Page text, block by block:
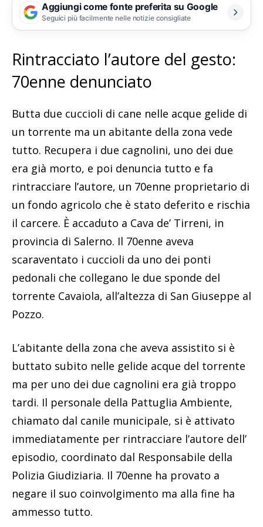
Aggiungi come fonte preferita su Google
Seguici più facilmente nelle notizie consigliate
Rintracciato l’autore del gesto:
70enne denunciato
Butta due cuccioli di cane nelle acque gelide di
un torrente ma un abitante della zona vede
tutto. Recupera i due cagnolini, uno dei due
era già morto, e poi denuncia tutto e fa
rintracciare l’autore, un 70enne proprietario di
un fondo agricolo che è stato deferito e rischia
il carcere. È accaduto a Cava de’ Tirreni, in
provincia di Salerno. Il 70enne aveva
scaraventato i cuccioli da uno dei ponti
pedonali che collegano le due sponde del
torrente Cavaiola, all’altezza di San Giuseppe al
Pozzo.
L’abitante della zona che aveva assistito si è
buttato subito nelle gelide acque del torrente
ma per uno dei due cagnolini era già troppo
tardi. Il personale della Pattuglia Ambiente,
chiamato dal canile municipale, si è attivato
immediatamente per rintracciare l’autore dell’
episodio, coordinato dal Responsabile della
Polizia Giudiziaria. Il 70enne ha provato a
negare il suo coinvolgimento ma alla fine ha
ammesso tutto.